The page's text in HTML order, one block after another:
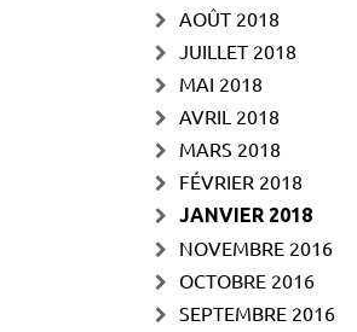
AOÛT 2018
JUILLET 2018
MAI 2018
AVRIL 2018
MARS 2018
FÉVRIER 2018
JANVIER 2018
NOVEMBRE 2016
OCTOBRE 2016
SEPTEMBRE 2016